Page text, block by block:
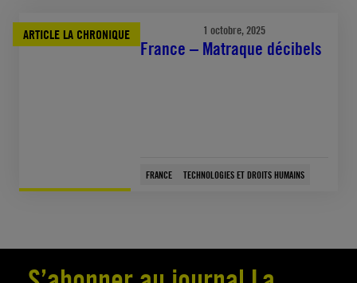
ARTICLE LA CHRONIQUE 1 octobre, 2025
France – Matraque décibels
FRANCE TECHNOLOGIES ET DROITS HUMAINS